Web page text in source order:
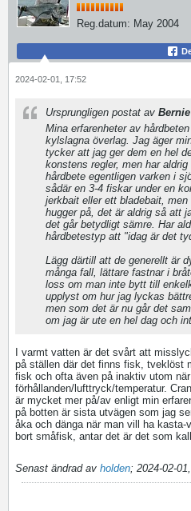
Reg.datum: May 2004
2024-02-01, 17:52
Ursprungligen postat av
Mina erfarenheter av
kylslagna överlag. Jag äger
tycker att jag ger dem en hel
konstens regler, men har
hårdbete egentligen varken i
sådär en 3-4 fiskar under en
jerkbait eller ett bladebait,
hugger på, det är aldrig så att
det går betydligt sämre. Har
hårdbetestyp att "idag är det
Lägg därtill att de generellt är
många fall, lättare fastnar i
loss om man inte bytt till
upplyst om hur jag lyckas
men som det är nu går det
om jag är ute en hel dag och
I varmt vatten är det svårt att
på ställen där det finns fisk, tveklöst
fisk och ofta även på inaktiv utom
förhållanden/lufttryck/temperatur.
är mycket mer på/av enligt min
på botten är sista utvägen som jag
åka och dänga när man vill ha kasta-
bort småfisk, antar det är det som
Senast ändrad av holden; 2024-02-